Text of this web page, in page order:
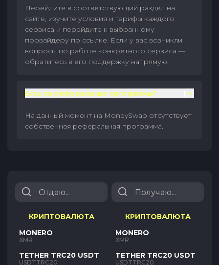
Перейдите в соответствующий раздел на
сайте, изучите условия и тарифы каждого
сервиса и перейдите к выбранному
провайдеру по ссылке. Если у вас возникли
вопросы по работе конкретного сервиса —
обратитесь в его поддержку напрямую.
Есть ли реферальные программы?
На данный момент на MoneySwap отсутствует
собственная реферальная программа.
КРИПТОВАЛЮТА
MONERO
XMR
TETHER TRC20 USDT
USDTTRC20
КРИПТОВАЛЮТА
MONERO
XMR
TETHER TRC20 USDT
USDTTRC20